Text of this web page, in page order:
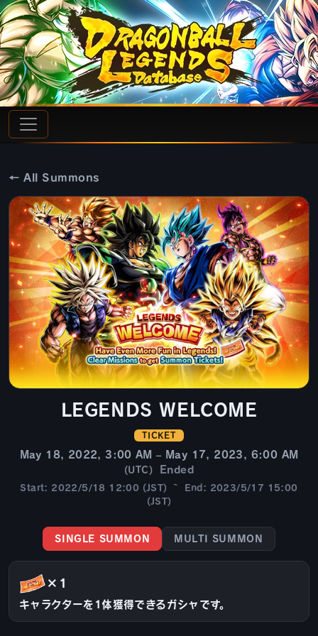
← All Summons
LEGENDS WELCOME
TICKET
May 18, 2022, 3:00 AM – May 17, 2023, 6:00 AM
(UTC) Ended
Start: 2022/5/18 12:00 (JST) ~ End: 2023/5/17 15:00
(JST)
SINGLE SUMMON MULTI SUMMON
×1
キャラクターを1体獲得できるガシャです。